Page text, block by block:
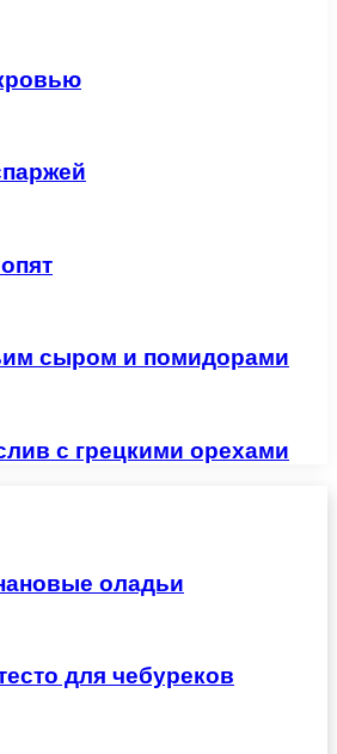
сыром и помидорами
с грецкими орехами
оладьи
для чебуреков